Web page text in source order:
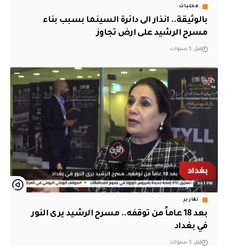
محليات
بالوثيقة.. انذار الى دائرة السينما بسبب بناء
مسرح الرشيد على ارض تجاوز
قبل 5 سنوات
تقارير
بعد 18 عاماً من توقفه.. مسرح الرشيد يرى النور
في بغداد
قبل 5 سنوات